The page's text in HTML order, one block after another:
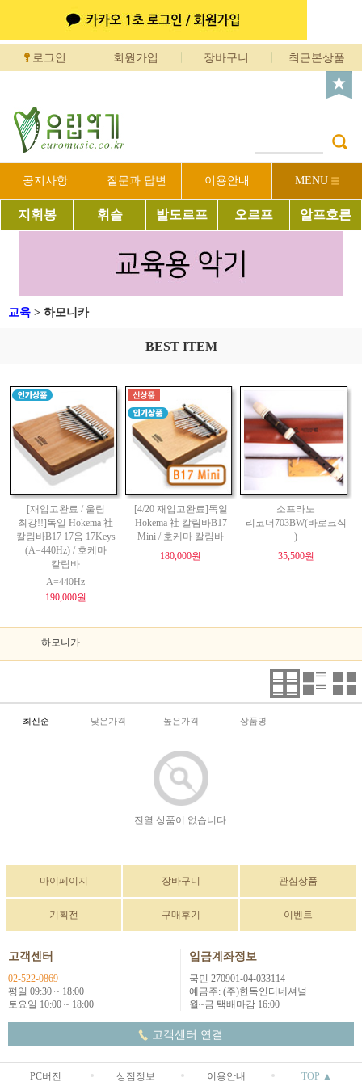
로그인 회원가입 장바구니 최근본상품
공지사항 질문과 답변 이용안내 MENU
지휘봉 휘슬 발도르프 오르프 알프호른
교육 > 하모니카
BEST ITEM
[재입고완료 / 울림
최강!!]독일 Hokema 社
칼림바B17 17음 17Keys
(A=440Hz) / 호케마
칼림바
A=440Hz
190,000원
[4/20 재입고완료]독일
Hokema 社 칼림바B17
Mini / 호케마 칼림바
180,000원
소프라노
리코더703BW(바로크식
)
35,500원
하모니카
최신순 낮은가격 높은가격 상품명
진열 상품이 없습니다.
마이페이지 장바구니 관심상품
기획전 구매후기 이벤트
고객센터
02-522-0869
평일 09:30 ~ 18:00
토요일 10:00 ~ 18:00
입금계좌정보
국민 270901-04-033114
예금주: (주)한독인터네셔널
월~금 택배마감 16:00
고객센터 연결
PC버전 상점정보 이용안내 TOP ▲